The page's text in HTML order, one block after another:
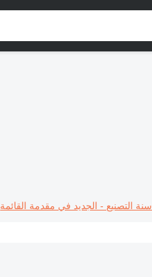
سنة التصنيع - الجديد في مقدمة القائمة